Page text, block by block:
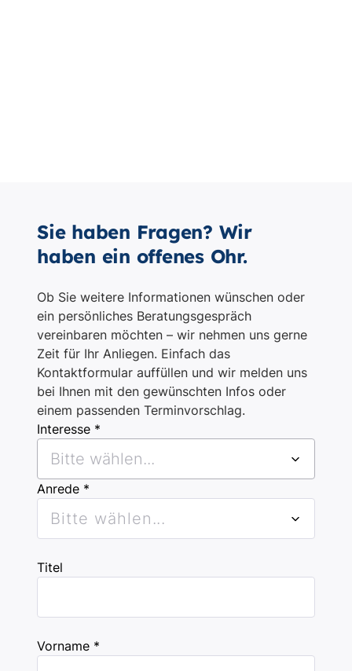
Sie haben Fragen? Wir
haben ein offenes Ohr.
Ob Sie weitere Informationen wünschen oder
ein persönliches Beratungsgespräch
vereinbaren möchten – wir nehmen uns gerne
Zeit für Ihr Anliegen. Einfach das
Kontaktformular auffüllen und wir melden uns
bei Ihnen mit den gewünschten Infos oder
einem passenden Terminvorschlag.
Interesse *
Bitte wählen...
Anrede *
Bitte wählen...
Titel
Vorname *